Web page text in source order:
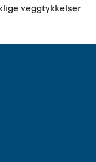
veggtykkelser